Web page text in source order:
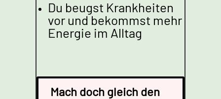
Du beugst Krankheiten
vor und bekommst mehr
Energie im Alltag
Mach doch gleich den